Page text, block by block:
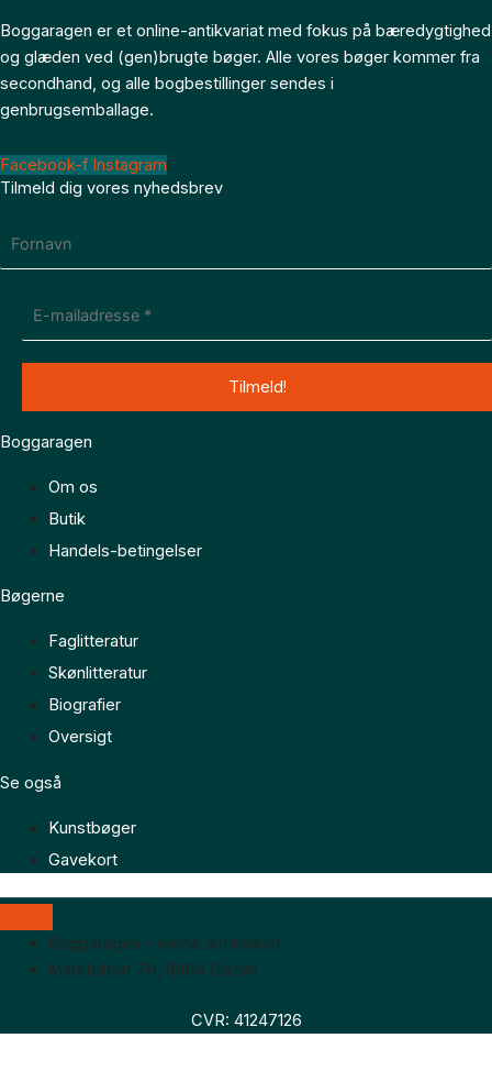
Boggaragen er et online-antikvariat med fokus på bæredygtighed
og glæden ved (gen)brugte bøger. Alle vores bøger kommer fra
secondhand, og alle bogbestillinger sendes i
genbrugsemballage.
Facebook-f Instagram
Tilmeld dig vores nyhedsbrev
Boggaragen
Om os
Butik
Handels-betingelser
Bøgerne
Faglitteratur
Skønlitteratur
Biografier
Oversigt
Se også
Kunstbøger
Gavekort
Boggaragen – online antikvariat
Marktoften 7H, 8464 Galten
CVR: 41247126